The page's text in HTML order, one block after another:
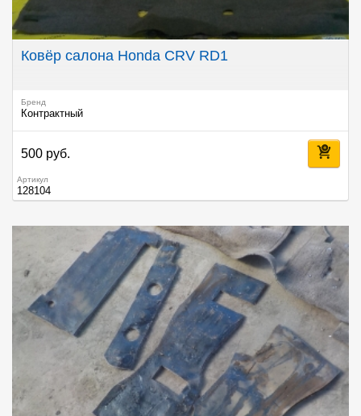
Ковёр салона Honda CRV RD1
Бренд
Контрактный
500 руб.
Артикул
128104